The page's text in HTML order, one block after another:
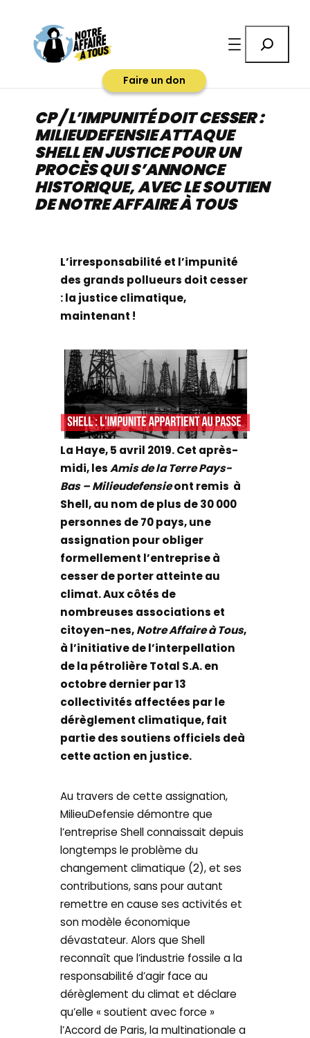
contenu
Faire un don
CP / L’IMPUNITÉ DOIT CESSER :
MILIEUDEFENSIE ATTAQUE
SHELL EN JUSTICE POUR UN
PROCÈS QUI S’ANNONCE
HISTORIQUE, AVEC LE SOUTIEN
DE NOTRE AFFAIRE À TOUS
L’irresponsabilité et l’impunité
des grands pollueurs doit cesser
: la justice climatique,
maintenant !
La Haye, 5 avril 2019. Cet après-
midi, lesAmis de la Terre Pays-
Bas – Milieudefensieont remis à
Shell, au nom de plus de 30 000
personnes de 70 pays, une
assignation pour obliger
formellement l’entreprise à
cesser de porter atteinte au
climat. Aux côtés de
nombreuses associations et
citoyen-nes,Notre Affaire à Tous,
à l’initiative de l’interpellation
de la pétrolière Total S.A. en
octobre dernier par 13
collectivités affectées par le
dérèglement climatique, fait
partie des soutiens officiels deà
cette action en justice.
Au travers de cette assignation,
MilieuDefensie démontre que
l’entreprise Shell connaissait depuis
longtemps le problème du
changement climatique (2), et ses
contributions, sans pour autant
remettre en cause ses activités et
son modèle économique
dévastateur. Alors que Shell
reconnaît que l’industrie fossile a la
responsabilité d’agir face au
dérèglement du climat et déclare
qu’elle « soutient avec force »
l’Accord de Paris, la multinationale a